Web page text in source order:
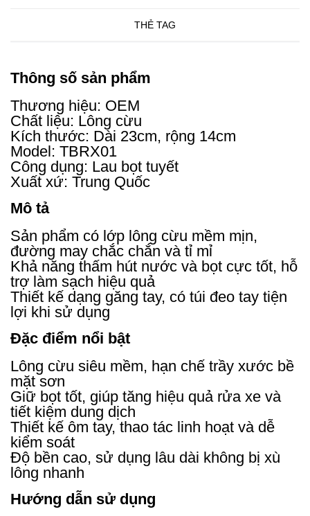
THẺ TAG
Thông số sản phẩm
Thương hiệu: OEM
Chất liệu: Lông cừu
Kích thước: Dài 23cm, rộng 14cm
Model: TBRX01
Công dụng: Lau bọt tuyết
Xuất xứ: Trung Quốc
Mô tả
Sản phẩm có lớp lông cừu mềm mịn,
đường may chắc chắn và tỉ mỉ
Khả năng thấm hút nước và bọt cực tốt, hỗ
trợ làm sạch hiệu quả
Thiết kế dạng găng tay, có túi đeo tay tiện
lợi khi sử dụng
Đặc điểm nổi bật
Lông cừu siêu mềm, hạn chế trầy xước bề
mặt sơn
Giữ bọt tốt, giúp tăng hiệu quả rửa xe và
tiết kiệm dung dịch
Thiết kế ôm tay, thao tác linh hoạt và dễ
kiểm soát
Độ bền cao, sử dụng lâu dài không bị xù
lông nhanh
Hướng dẫn sử dụng